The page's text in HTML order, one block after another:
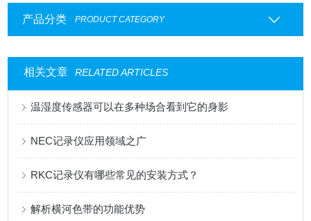
产品分类 PRODUCT CATEGORY
相关文章 RELATED ARTICLES
温湿度传感器可以在多种场合看到它的身影
NEC记录仪应用领域之广
RKC记录仪有哪些常见的安装方式？
解析横河色带的功能优势